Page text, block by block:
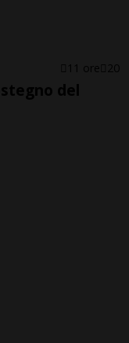
11 ore 20
del